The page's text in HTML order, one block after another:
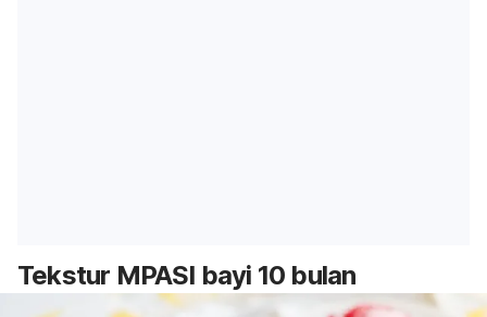
Tekstur MPASI bayi 10 bulan